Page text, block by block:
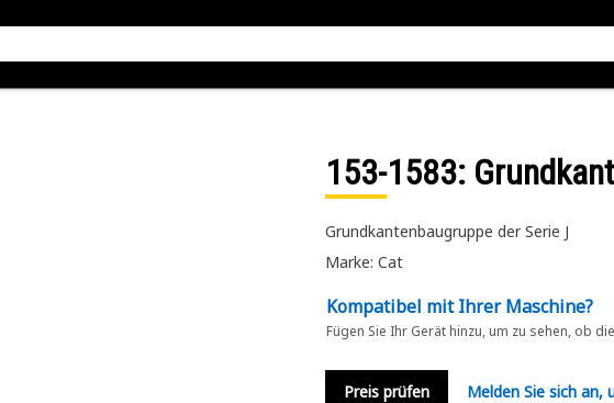
153-1583:
Grundkantenbaugruppe der Serie J
Marke: Cat
Kompatibel mit Ihrer Maschine?
Fügen Sie Ihr Gerät hinzu, um zu sehen, ob
Preis prüfen Melden Sie sich an,